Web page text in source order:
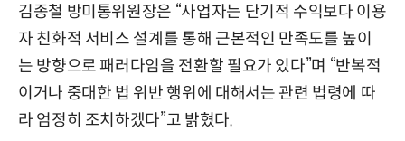
김종철 방미통위원장은 “사업자는 단기적 수익보다 이용
자 친화적 서비스 설계를 통해 근본적인 만족도를 높이
는 방향으로 패러다임을 전환할 필요가 있다”며 “반복적
이거나 중대한 법 위반 행위에 대해서는 관련 법령에 따
라 엄정히 조치하겠다”고 밝혔다.